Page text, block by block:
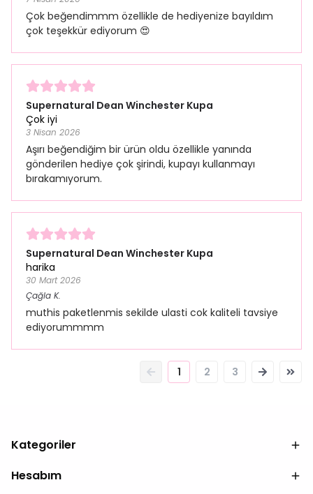
Çok beğendimmm özellikle de hediyenize bayıldım
çok teşekkür ediyorum 😍
Supernatural Dean Winchester Kupa
Çok iyi
3 Nisan 2026
Aşırı beğendiğim bir ürün oldu özellikle yanında
gönderilen hediye çok şirindi, kupayı kullanmayı
bırakamıyorum.
Supernatural Dean Winchester Kupa
harika
30 Mart 2026
Çağla K.
muthis paketlenmis sekilde ulasti cok kaliteli tavsiye
ediyorummmm
1 2 3
Kategoriler
Hesabım